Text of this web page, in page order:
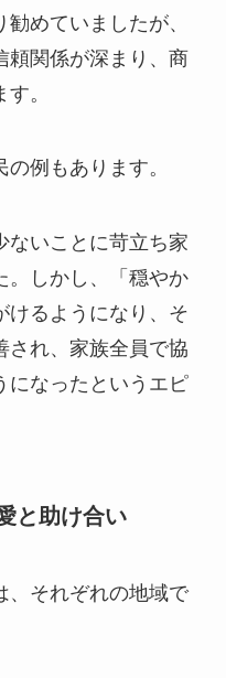
めていましたが、
頼関係が深まり、商
。
例もあります。
ないことに苛立ち家
。しかし、「穏やか
けるようになり、そ
され、家族全員で協
になったというエピ
と助け合い
、それぞれの地域で